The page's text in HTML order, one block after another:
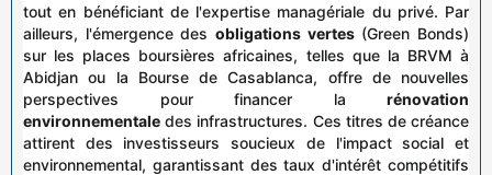
tout en bénéficiant de l'expertise managériale du privé. Par
ailleurs, l'émergence des obligations vertes(Green Bonds)
sur les places boursières africaines, telles que la BRVM à
Abidjan ou la Bourse de Casablanca, offre de nouvelles
perspectives pour financer la rénovation
environnementale des infrastructures. Ces titres de créance
attirent des investisseurs soucieux de l'impact social et
environnemental, garantissant des taux d'intérêt compétitifs